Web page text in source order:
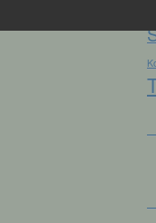
oder die Vernichtung.